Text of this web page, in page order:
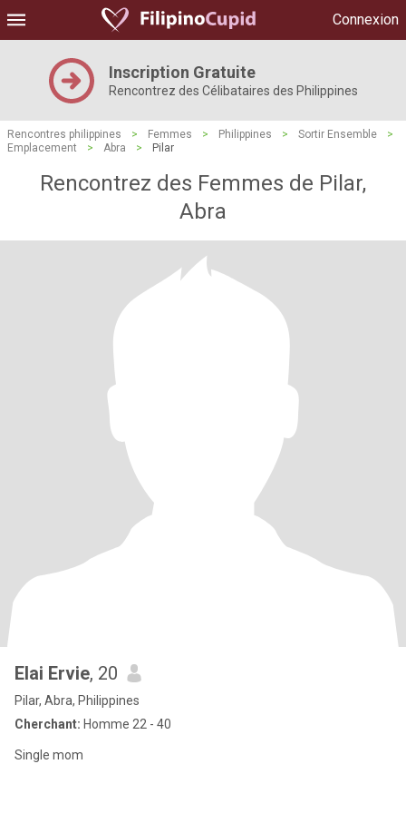
Connexion
Inscription Gratuite
Rencontrez des Célibataires des Philippines
Rencontres philippines > Femmes > Philippines > Sortir Ensemble
>
Emplacement
> Abra > Pilar
Rencontrez des Femmes de Pilar,
Abra
Elai Ervie, 20
Pilar, Abra, Philippines
Cherchant: Homme 22 - 40
Single mom